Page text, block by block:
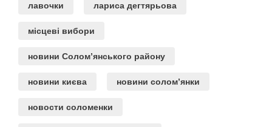
лавочки лариса дегтярьова
місцеві вибори
новини Солом’янського району
новини києва новини солом’янки
новости соломенки